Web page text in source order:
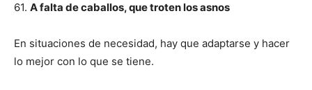
61. A falta de caballos, que troten los asnos
En situaciones de necesidad, hay que adaptarse y hacer
lo mejor con lo que se tiene.